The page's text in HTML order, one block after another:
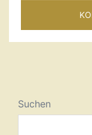
Suchen